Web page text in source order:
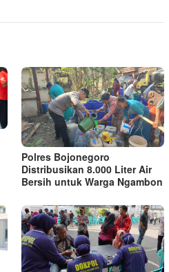
Polres Bojonegoro
Distribusikan 8.000 Liter Air
Bersih untuk Warga Ngambon